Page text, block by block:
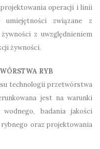
operacji i linii
umiejętności związane z
z uwzględnieniem
żywności.
RYB
technologii przetwórstwa
jest na warunki
badania jakości
oraz projektowania